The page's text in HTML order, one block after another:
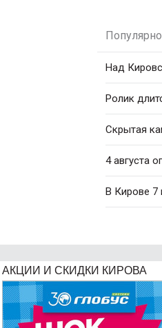
Над
Ролик
Скрытая
4 августа
В Кирове 7
АКЦИИ И СКИДКИ КИРОВА